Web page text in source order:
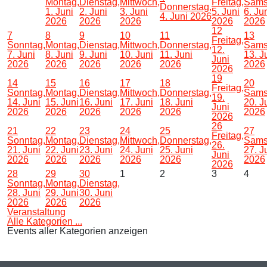
1. Juni
2026
2. Juni
2026
3. Juni
2026
Donnerstag,
4. Juni 20265. Juni
2026
6.
2026
7
Sonntag,
7. Juni
2026
8
Montag,
8. Juni
2026
9
Dienstag,
9. Juni
2026
10
Mittwoch,
10. Juni
2026
11
Donnerstag,
11. Juni
2026
12
Freitag,
12.
Juni
2026
13
13.
2026
14
Sonntag,
14. Juni
2026
15
Montag,
15. Juni
2026
16
Dienstag,
16. Juni
2026
17
Mittwoch,
17. Juni
2026
18
Donnerstag,
18. Juni
2026
19
Freitag,
19.
Juni
2026
20
20.
2026
21
Sonntag,
21. Juni
2026
22
Montag,
22. Juni
2026
23
Dienstag,
23. Juni
2026
24
Mittwoch,
24. Juni
2026
25
Donnerstag,
25. Juni
2026
26
Freitag,
26.
Juni
2026
27
27.
2026
28
Sonntag,
28. Juni
2026
29
Montag,
29. Juni
2026
30
Dienstag,
30. Juni
2026
1 2 3 4
Veranstaltung
Alle Kategorien ...
Events aller Kategorien anzeigen